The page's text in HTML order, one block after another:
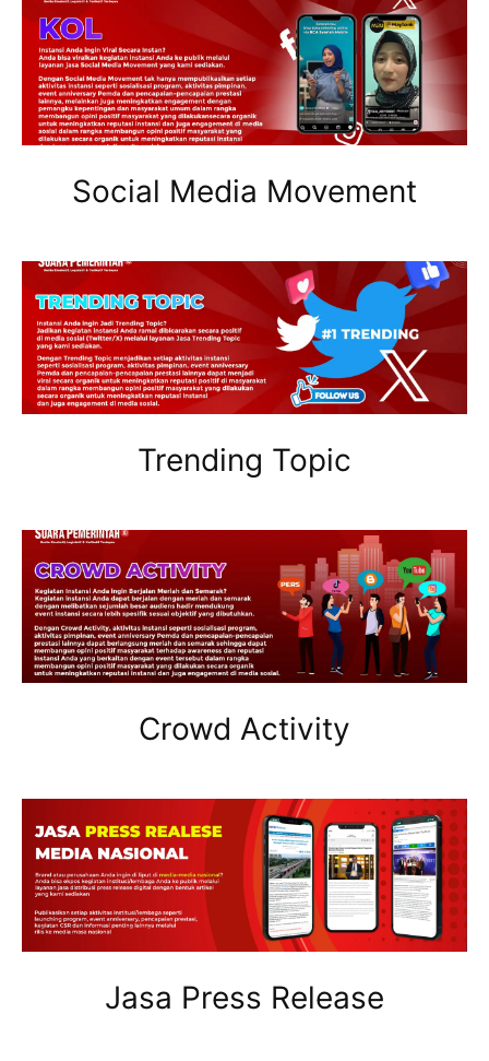
Social Media Movement
Trending Topic
Crowd Activity
Jasa Press Release